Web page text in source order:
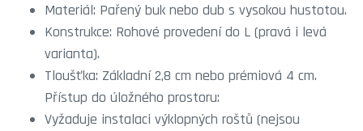
Materiál: Pařený buk nebo dub s vysokou hustotou.
Konstrukce: Rohové provedení do L (pravá i levá
varianta).
Tloušťka: Základní 2,8 cm nebo prémiová 4 cm.
Přístup do úložného prostoru:
Vyžaduje instalaci výklopných roštů (nejsou